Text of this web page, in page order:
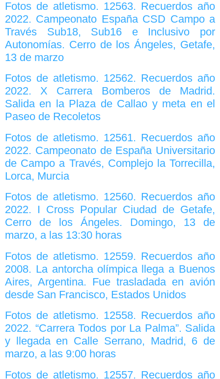
Fotos de atletismo. 12563. Recuerdos año
2022. Campeonato España CSD Campo a
Través Sub18, Sub16 e Inclusivo por
Autonomías. Cerro de los Ángeles, Getafe,
13 de marzo
Fotos de atletismo. 12562. Recuerdos año
2022. X Carrera Bomberos de Madrid.
Salida en la Plaza de Callao y meta en el
Paseo de Recoletos
Fotos de atletismo. 12561. Recuerdos año
2022. Campeonato de España Universitario
de Campo a Través, Complejo la Torrecilla,
Lorca, Murcia
Fotos de atletismo. 12560. Recuerdos año
2022. I Cross Popular Ciudad de Getafe,
Cerro de los Ángeles. Domingo, 13 de
marzo, a las 13:30 horas
Fotos de atletismo. 12559. Recuerdos año
2008. La antorcha olímpica llega a Buenos
Aires, Argentina. Fue trasladada en avión
desde San Francisco, Estados Unidos
Fotos de atletismo. 12558. Recuerdos año
2022. “Carrera Todos por La Palma”. Salida
y llegada en Calle Serrano, Madrid, 6 de
marzo, a las 9:00 horas
Fotos de atletismo. 12557. Recuerdos año